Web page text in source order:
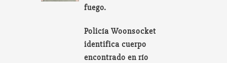
fuego.
Policía Woonsocket
identifica cuerpo
encontrado en río